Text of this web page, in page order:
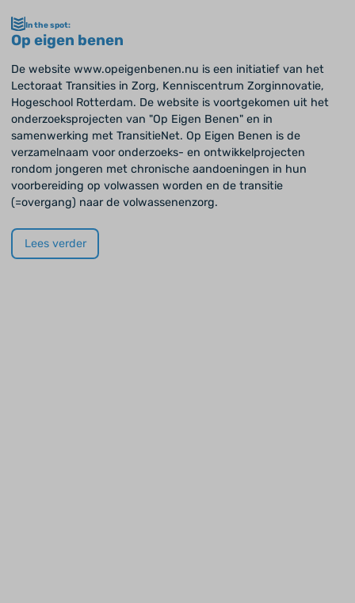
In the spot:
Op eigen benen
De website www.opeigenbenen.nu is een initiatief van het
Lectoraat Transities in Zorg, Kenniscentrum Zorginnovatie,
Hogeschool Rotterdam. De website is voortgekomen uit het
onderzoeksprojecten van "Op Eigen Benen" en in
samenwerking met TransitieNet. Op Eigen Benen is de
verzamelnaam voor onderzoeks- en ontwikkelprojecten
rondom jongeren met chronische aandoeningen in hun
voorbereiding op volwassen worden en de transitie
(=overgang) naar de volwassenenzorg.
Lees verder